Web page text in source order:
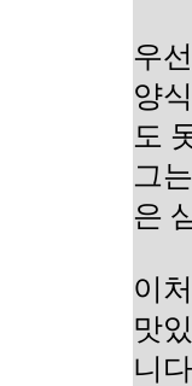
우
양
도
그
은
이
맛
니